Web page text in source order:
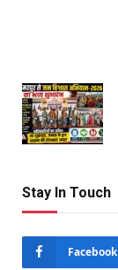
Stay In Touch
Facebook